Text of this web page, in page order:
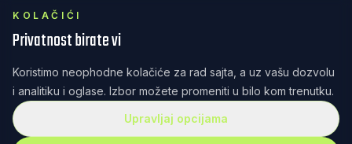
KOLAČIĆI
Privatnost birate vi
Koristimo neophodne kolačiće za rad sajta, a uz vašu dozvolu
i analitiku i oglase. Izbor možete promeniti u bilo kom trenutku.
Upravljaj opcijama